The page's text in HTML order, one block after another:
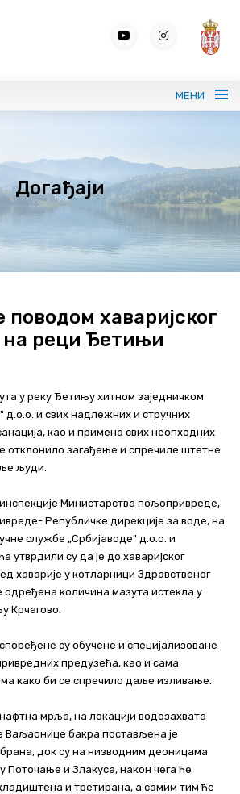
МЕНИ
СРБИЈАВОДЕ
office@srbijavode.rs
Догађаји
хаваријског
реци Ђетињи
у реку Ђетињу хитном заједничком
д.о.о. и свих надлежних и стручних
као и примена свих неопходних
отклонило загађење и спречиле штетне
људи.
Министарства пољопривреде,
Републичке дирекције за воде, на
службе „Србијаводе" д.о.о. и
утврдили су да jе до хаваријског
хаварије у котларници Здравственог
одређена количина мазута истекла у
Крчагово.
су обучене и специјализоване
предузећа, као и сама
како би се спречило даље изливање.
мрља, на локацији водозахвата
Ваљаонице бакра постављена је
док су на низводним деоницама
Поточање и Злакуса, након чега ће
и третирана, а самим тим ће